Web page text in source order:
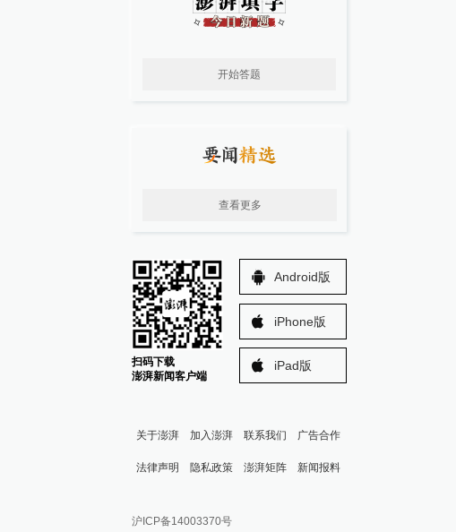
开始答题
查看更多
扫码下载
澎湃新闻客户端
Android版
iPhone版
iPad版
关于澎湃 加入澎湃 联系我们 广告合作
法律声明 隐私政策 澎湃矩阵
澎湃新闻公众号
新闻报料
报料邮箱: news@thepaper.cn
沪ICP备14003370号